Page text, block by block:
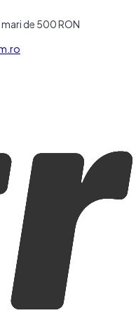
de 500 RON